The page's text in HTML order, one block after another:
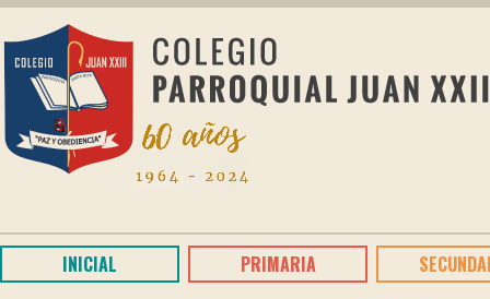
INICIAL PRIMARIA